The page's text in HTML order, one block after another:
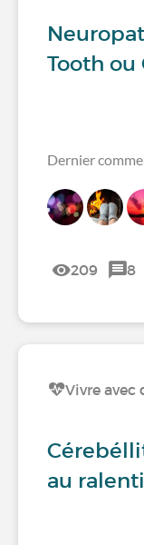
Tooth ou
Dernier
209 8
Vivre avec
au ralenti